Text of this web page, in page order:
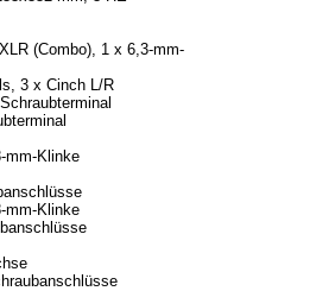
(Combo), 1 x 6,3-mm-
3 x Cinch L/R
mm-Klinke
mm-Klinke